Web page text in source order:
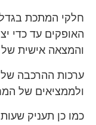
חלקי המתכת
האופקים עד כדי
והמצאה אישית
ערכות ההרכבה של
ולממציאים של
כמו כן תעניק